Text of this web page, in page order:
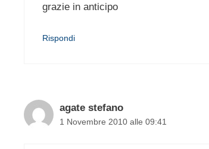
grazie in anticipo
Rispondi
agate stefano
1 Novembre 2010 alle 09:41